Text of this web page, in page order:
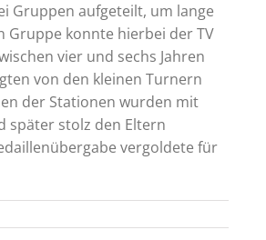
Gruppen aufgeteilt, um lange
Gruppe konnte hierbei der TV
vier und sechs Jahren
von den kleinen Turnern
der Stationen wurden mit
später stolz den Eltern
vergoldete für